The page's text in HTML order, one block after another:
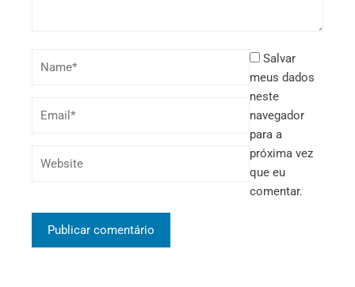
Salvar
meus dados
neste
navegador
para a
próxima vez
que eu
comentar.